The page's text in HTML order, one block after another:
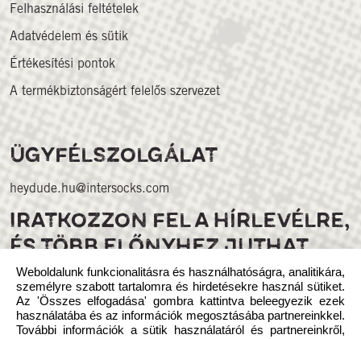
Felhasználási feltételek
Adatvédelem és sütik
Értékesítési pontok
A termékbiztonságért felelős szervezet
ÜGYFÉLSZOLGÁLAT
heydude.hu@intersocks.com
IRATKOZZON FEL A HÍRLEVÉLRE,
ÉS TÖBB ELŐNYHEZ JUTHAT
Weboldalunk funkcionalitásra és használhatóságra, analitikára,
személyre szabott tartalomra és hirdetésekre használ sütiket.
Az 'Összes elfogadása' gombra kattintva beleegyezik ezek
használatába és az információk megosztásába partnereinkkel.
További információk a sütik használatáról és partnereinkről,